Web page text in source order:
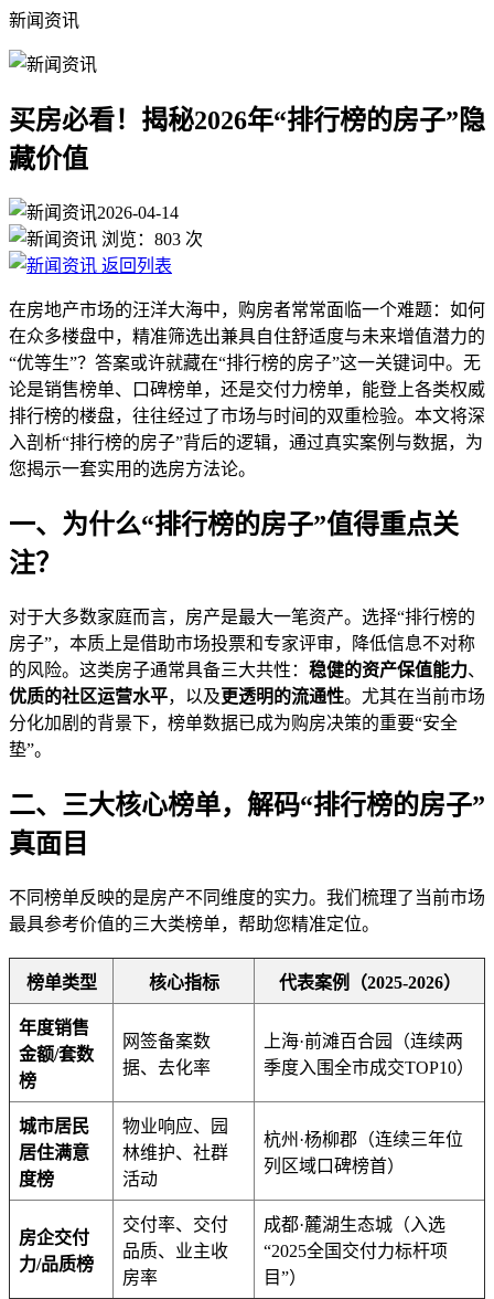
新闻资讯
买房必看！揭秘2026年“排行榜的房子”隐
藏价值
2026-04-14
浏览： 803 次
返回列表
在房地产市场的汪洋大海中，购房者常常面临一个难题：如何
在众多楼盘中，精准筛选出兼具自住舒适度与未来增值潜力的
“优等生”？答案或许就藏在“排行榜的房子”这一关键词中。无
论是销售榜单、口碑榜单，还是交付力榜单，能登上各类权威
排行榜的楼盘，往往经过了市场与时间的双重检验。本文将深
入剖析“排行榜的房子”背后的逻辑，通过真实案例与数据，为
您揭示一套实用的选房方法论。
一、为什么“排行榜的房子”值得重点关
注？
对于大多数家庭而言，房产是最大一笔资产。选择“排行榜的
房子”，本质上是借助市场投票和专家评审，降低信息不对称
的风险。这类房子通常具备三大共性： 稳健的资产保值能力、
优质的社区运营水平，以及更透明的流通性。尤其在当前市场
分化加剧的背景下，榜单数据已成为购房决策的重要“安全
垫”。
二、三大核心榜单，解码“排行榜的房子”
真面目
不同榜单反映的是房产不同维度的实力。我们梳理了当前市场
最具参考价值的三大类榜单，帮助您精准定位。
榜单类型 核心指标 代表案例（2025-2026）
年度销售
金额/套数
榜
网签备案数
据、去化率
上海·前滩百合园（连续两
季度入围全市成交TOP10）
城市居民
居住满意
度榜
物业响应、园
林维护、社群
活动
杭州·杨柳郡（连续三年位
列区域口碑榜首）
房企交付
力/品质榜
交付率、交付
品质、业主收
房率
成都·麓湖生态城（入选
“2025全国交付力标杆项
目”）